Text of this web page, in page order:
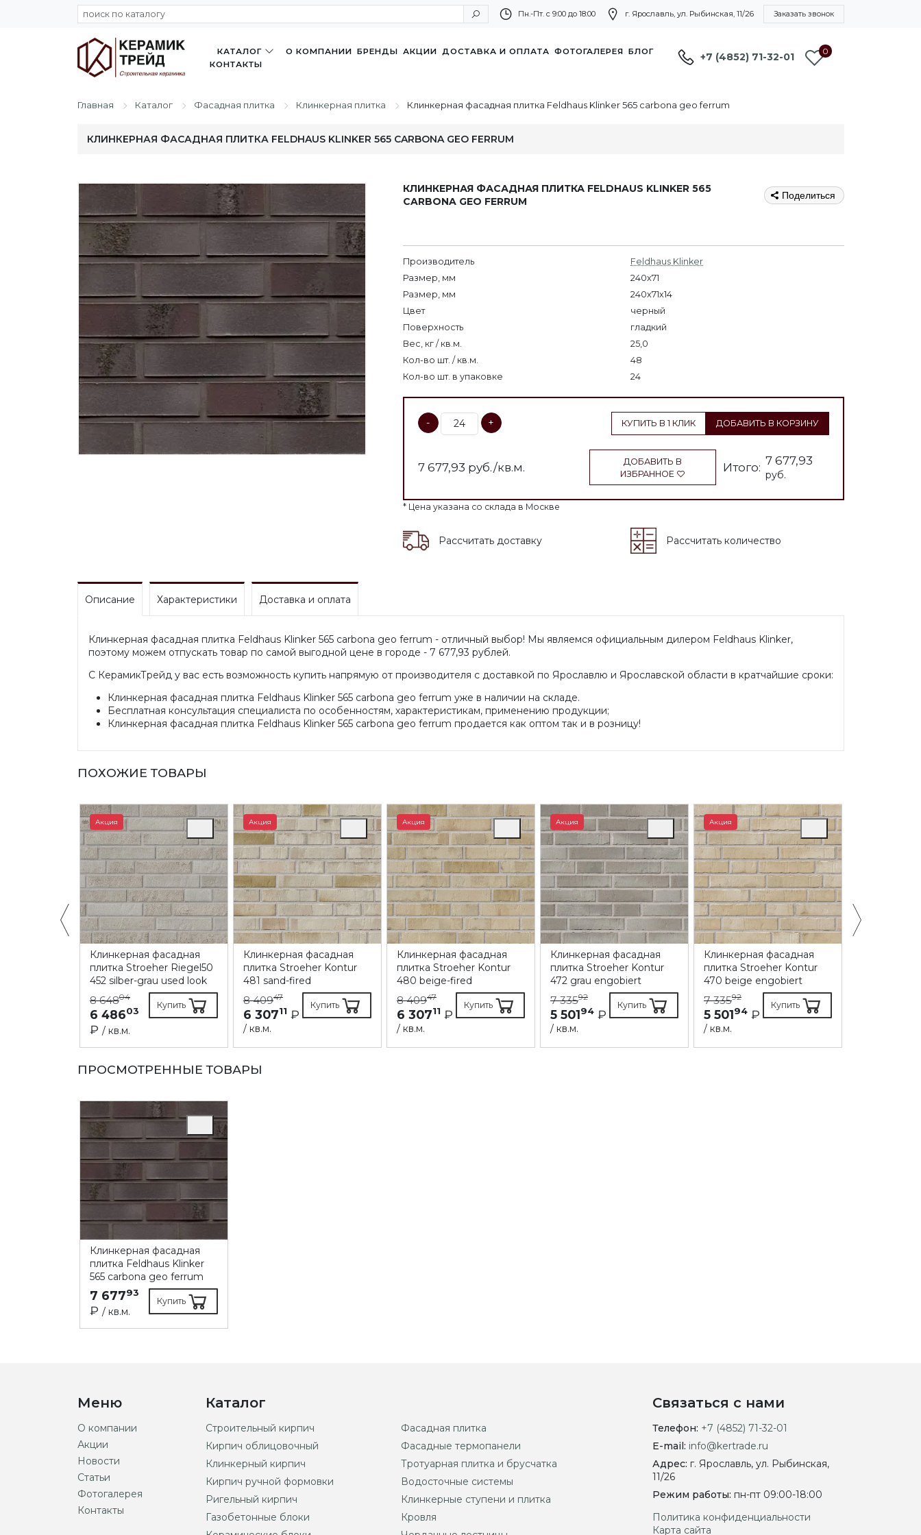
Пн.-Пт. с 9:00 до 18:00 г. Ярославль, ул. Рыбинская, 11/26 Заказать звонок
КАТАЛОГ О КОМПАНИИ БРЕНДЫ АКЦИИ ДОСТАВКА И ОПЛАТА ФОТОГАЛЕРЕЯ БЛОГ
КОНТАКТЫ
+7 (4852) 71-32-01 0
Главная Каталог Фасадная плитка Клинкерная плитка Клинкерная фасадная плитка Feldhaus Klinker 565 carbona geo ferrum
КЛИНКЕРНАЯ ФАСАДНАЯ ПЛИТКА FELDHAUS KLINKER 565 CARBONA GEO FERRUM
КЛИНКЕРНАЯ ФАСАДНАЯ ПЛИТКА FELDHAUS KLINKER 565
CARBONA GEO FERRUM
Поделиться
Производитель
Feldhaus Klinker
Размер, мм
240x71
Размер, мм
240х71х14
Цвет
черный
Поверхность
гладкий
Вес, кг / кв.м.
25,0
Кол-во шт. / кв.м.
48
Кол-во шт. в упаковке
24
- + КУПИТЬ В 1 КЛИК ДОБАВИТЬ В КОРЗИНУ
7 677,93 руб./кв.м.
ДОБАВИТЬ В
ИЗБРАННОЕ
Итого: 7 677,93
руб.
* Цена указана со склада в Москве
Рассчитать доставку Рассчитать количество
Описание Характеристики Доставка и оплата
Клинкерная фасадная плитка Feldhaus Klinker 565 carbona geo ferrum - отличный выбор! Мы являемся официальным дилером Feldhaus Klinker,
поэтому можем отпускать товар по самой выгодной цене в городе - 7 677,93 рублей.
С КерамикТрейд у вас есть возможность купить напрямую от производителя с доставкой по Ярославлю и Ярославской области в кратчайшие сроки:
Клинкерная фасадная плитка Feldhaus Klinker 565 carbona geo ferrum уже в наличии на складе.
Бесплатная консультация специалиста по особенностям, характеристикам, применению продукции;
Клинкерная фасадная плитка Feldhaus Klinker 565 carbona geo ferrum продается как оптом так и в розницу!
ПОХОЖИЕ ТОВАРЫ
Акция
Клинкерная фасадная
плитка Stroeher Riegel50
452 silber-grau used look
8 64804
6 48603
₽ / кв.м.
Купить
Акция
Клинкерная фасадная
плитка Stroeher Kontur
481 sand-fired
8 40947
6 30711 ₽
/ кв.м.
Купить
Акция
Клинкерная фасадная
плитка Stroeher Kontur
480 beige-fired
8 40947
6 30711 ₽
/ кв.м.
Купить
Акция
Клинкерная фасадная
плитка Stroeher Kontur
472 grau engobiert
7 33592
5 50194 ₽
/ кв.м.
Купить
Акция
Клинкерная фасадная
плитка Stroeher Kontur
470 beige engobiert
7 33592
5 50194 ₽
/ кв.м.
Купить
ПРОСМОТРЕННЫЕ ТОВАРЫ
Клинкерная фасадная
плитка Feldhaus Klinker
565 carbona geo ferrum
7 67793
₽ / кв.м.
Купить
Меню
О компании
Акции
Новости
Статьи
Фотогалерея
Контакты
Каталог
Строительный кирпич
Кирпич облицовочный
Клинкерный кирпич
Кирпич ручной формовки
Ригельный кирпич
Газобетонные блоки
Фасадная плитка
Фасадные термопанели
Тротуарная плитка и брусчатка
Водосточные системы
Клинкерные ступени и плитка
Кровля
Связаться с нами
Телефон: +7 (4852) 71-32-01
E-mail: info@kertrade.ru
Адрес: г. Ярославль, ул. Рыбинская,
11/26
Режим работы: пн-пт 09:00-18:00
Политика конфиденциальности
Карта сайта